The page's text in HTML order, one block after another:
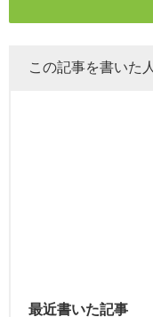
この記事を書いた人
最近書いた記事